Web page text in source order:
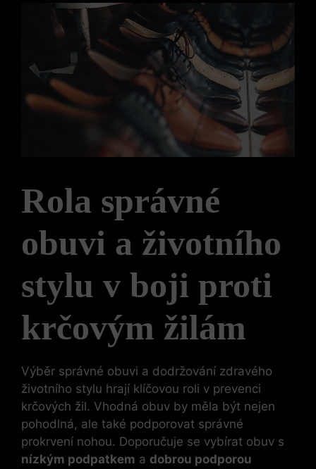
Rola správné
obuvi a životního
stylu v boji proti
krčovým žilám
Výběr správné obuvi a dodržování zdravého
životního stylu hrají klíčovou roli v prevenci
krčových žil. Vhodná obuv by měla být nejen
pohodlná, ale také podporovat správné
prokrvení nohou. Doporučuje se vybírat obuv s
nízkým podpatkem a dobrou podporou